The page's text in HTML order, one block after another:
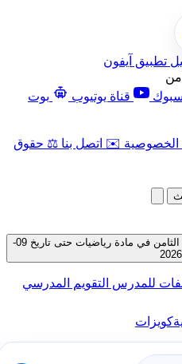
تطبيق آيفون
قناة يوتيوب
بوت
✉️ اتصل بنا ⚖️ حقوق
جميع الملفات المتوفرة بحسب الصف الثامن في مادة رياضيات حتى تاريخ 09-
للمدرس التقويم المدرسي
كويزات